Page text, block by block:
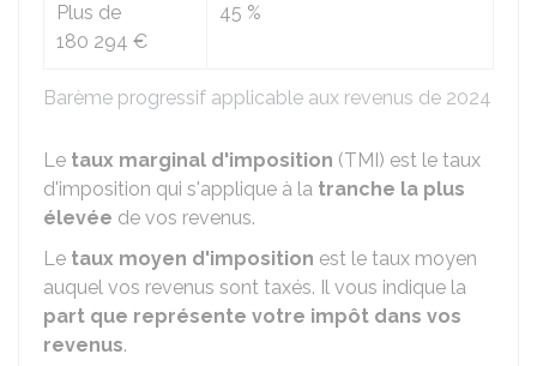
Barème progressif applicable aux revenus de 2024
Plus de
180 294 €
45 %
Le taux marginal d'imposition (TMI) est le taux
d'imposition qui s'applique à la tranche la plus
élevée de vos revenus.
Le taux moyen d'imposition est le taux moyen
auquel vos revenus sont taxés. Il vous indique la
part que représente votre impôt dans vos
revenus.